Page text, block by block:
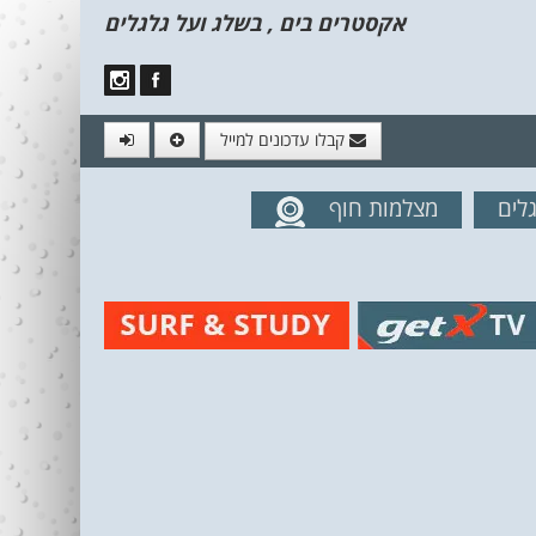
אקסטרים בים , בשלג ועל גלגלים
קבלו עדכונים למייל
מהאתרמצלמות חוף